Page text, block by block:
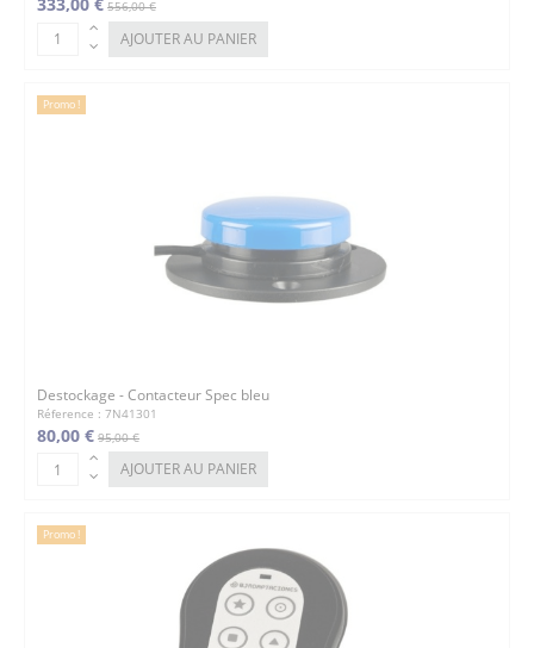
556,00 €
AJOUTER AU PANIER
Promo !
Destockage - Contacteur Spec bleu
Réference : 7N41301
80,00 € 95,00 €
AJOUTER AU PANIER
Promo !